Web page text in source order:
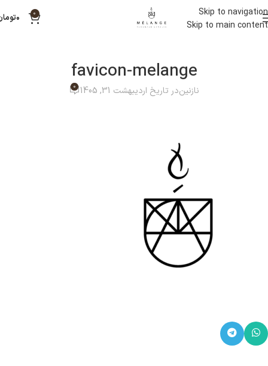
Skip to navigation
Skip to main content
0 ۰
favicon-melange
نازنیندر تاریخ اردیبهشت 31, 1405 0